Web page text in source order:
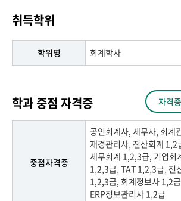
취득학위
학위명 회계학사
학과 중점 자격증 자격
중점자격증
공인회계사, 세무사, 회계
재경관리사, 전산회계 1,2
세무회계 1,2,3급, 기업회
1,2,3급, TAT 1,2,3급, 전
1,2,3급, 회계정보사 1,2
ERP정보관리사 1,2급